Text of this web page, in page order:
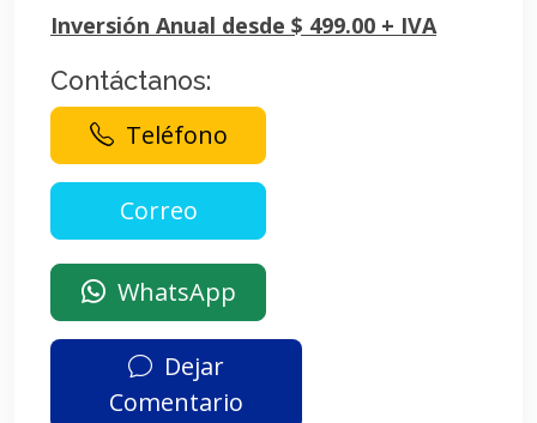
Inversión Anual desde $ 499.00 + IVA
Contáctanos:
Teléfono
WhatsApp
Dejar
Comentario